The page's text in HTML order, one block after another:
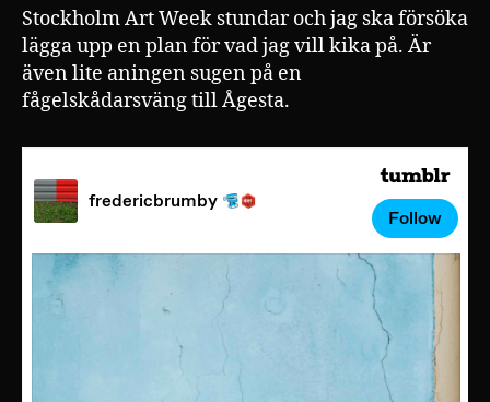
Stockholm Art Week stundar och jag ska försöka
lägga upp en plan för vad jag vill kika på. Är
även lite aningen sugen på en
fågelskådarsväng till Ågesta.